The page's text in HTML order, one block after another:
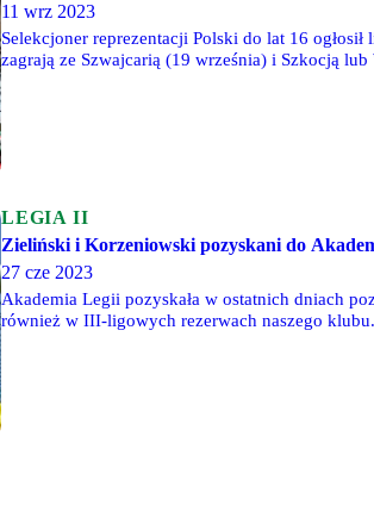
11 wrz 2023
Selekcjoner reprezentacji Polski do lat 16
zagrają ze Szwajcarią (19 września) i Szkocją
LEGIA II
Zieliński i Korzeniowski pozyskani do
27 cze 2023
Akademia Legii pozyskała w ostatnich dniach
również w III-ligowych rezerwach naszego klubu.